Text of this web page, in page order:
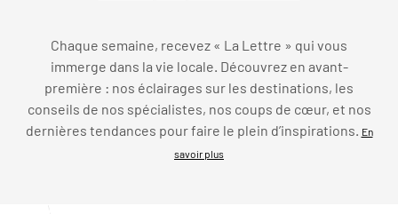
Chaque semaine, recevez « La Lettre » qui vous
immerge dans la vie locale. Découvrez en avant-
première : nos éclairages sur les destinations, les
conseils de nos spécialistes, nos coups de cœur, et nos
dernières tendances pour faire le plein d’inspirations.
En
savoir plus